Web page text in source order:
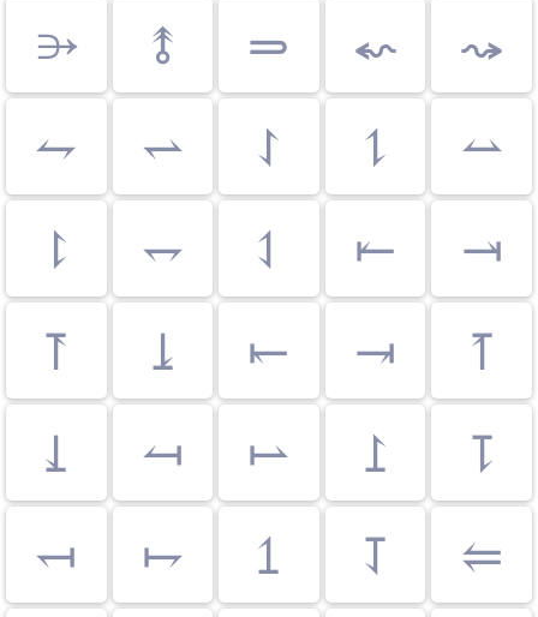
⭄
⥉ ⥰ ⬿
⤳
⥊
⥋ ⥌ ⥍
⥎
⥏
⥐ ⥑ ⥒
⥓
⥔
⥕ ⥖ ⥗
⥘
⥙
⥚ ⥛ ⥜
⥝
⥞
⥟ ⥠ ⥡
⥢